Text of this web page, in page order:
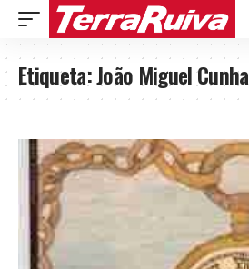
Etiqueta:João Miguel Cunha